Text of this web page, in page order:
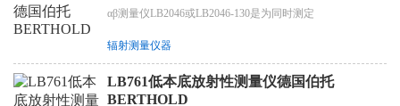
αβ测量仪LB2046或LB2046-130是为同时测定
辐射测量仪器
LB761低本底放射性测量仪德国伯托
BERTHOLD